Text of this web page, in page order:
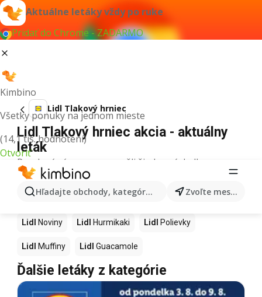
Aktuálne letáky vždy po ruke
Pridať do Chrome - ZADARMO
Kimbino
Všetky ponuky na jednom mieste
(14,1 tis. hodnotení)
Otvoriť
Hľadajte obchody, kategórie, produkty... Zvoľte mesto
Lidl Tlakový hrniec
Lidl Tlakový hrniec akcia - aktuálny
leták
Pre daný výraz sme nenašli žiadne výsledky.
Ďalšie produkty v obchodoch Lidl
Lidl Kapor Ashwagandha Nintendo Switch
Lidl Noviny Lidl Hurmikaki Lidl Polievky
Lidl Muffiny Lidl Guacamole
Ďalšie letáky z kategórie